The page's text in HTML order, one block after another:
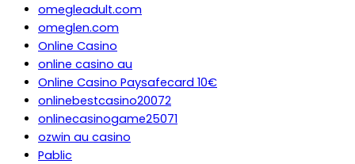
omegleadult.com
omeglen.com
Online Casino
online casino au
Online Casino Paysafecard 10€
onlinebestcasino20072
onlinecasinogame25071
ozwin au casino
Pablic